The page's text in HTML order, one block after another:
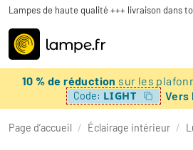
Lampes de haute qualité +++ livraison dans
10 % de réduction sur les
Code: LIGHT Vers
Page d’accueil / Éclairage intérieur /